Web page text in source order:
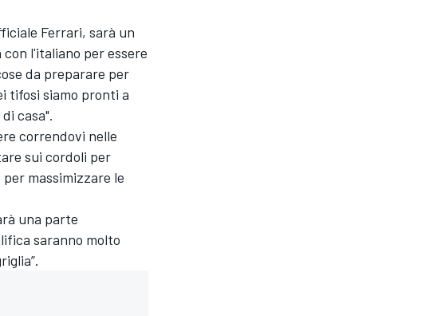
Ferrari, sarà un
l'italiano per essere
da preparare per
tifosi siamo pronti a
casa".
correndovi nelle
sui cordoli per
massimizzare le
una parte
saranno molto